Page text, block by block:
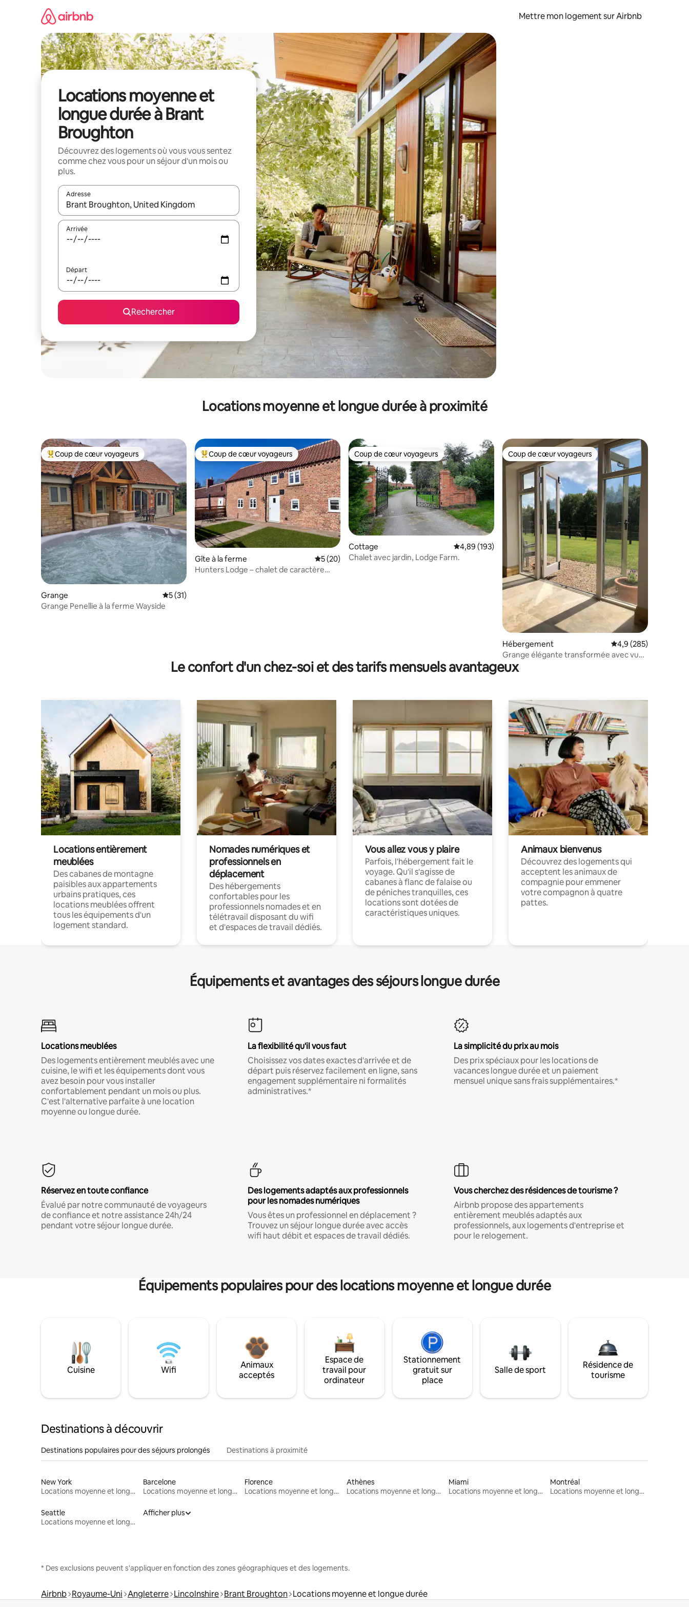
Mettre mon logement sur Airbnb
Locations moyenne et
longue durée à Brant
Broughton
Découvrez des logements où vous vous sentez
comme chez vous pour un séjour d'un mois ou
plus.
Adresse
Lorsque les résultats s'affichent, utilisez les flèches vers le haut et vers le bas pour les parcourir ou en appuyant et en faisant glisser.
Arrivée
Départ
Rechercher
Locations moyenne et longue durée à proximité
Coups de cœur voyageurs les plus appréciés
Coup de cœur voyageurs
Grange Évaluation moyenne sur la base de 31 commentaires : 5 sur 5
5 (31)
Grange Penellie à la ferme Wayside
Coups de cœur voyageurs les plus appréciés
Coup de cœur voyageurs
Gîte à la ferme Évaluation moyenne sur la base de 20 commentaires : 5 sur 5
5 (20)
Hunters Lodge – chalet de caractère
Coup de cœur voyageurs
Coup de cœur voyageurs
Cottage Évaluation moyenne sur la base de 193 commentaires : 4,89 sur 5
4,89 (193)
Chalet avec jardin, Lodge Farm.
Coup de cœur voyageurs
Coup de cœur voyageurs
Hébergement Évaluation moyenne
4,9 (285)
Grange élégante transformée avec vue
sur les bois
Le confort d'un chez-soi et des tarifs mensuels avantageux
Locations entièrement
meublées
Des cabanes de montagne
paisibles aux appartements
urbains pratiques, ces
locations meublées offrent
tous les équipements d'un
logement standard.
Nomades numériques et
professionnels en
déplacement
Des hébergements
confortables pour les
professionnels nomades et en
télétravail disposant du wifi
et d'espaces de travail dédiés.
Vous allez vous y plaire
Parfois, l'hébergement fait le
voyage. Qu'il s'agisse de
cabanes à flanc de falaise ou
de péniches tranquilles, ces
locations sont dotées de
caractéristiques uniques.
Animaux bienvenus
Découvrez des logements qui
acceptent les animaux de
compagnie pour emmener
votre compagnon à quatre
pattes.
Équipements et avantages des séjours longue durée
Locations meublées
Des logements entièrement meublés avec une
cuisine, le wifi et les équipements dont vous
avez besoin pour vous installer
confortablement pendant un mois ou plus.
C'est l'alternative parfaite à une location
moyenne ou longue durée.
La flexibilité qu'il vous faut
Choisissez vos dates exactes d'arrivée et de
départ puis réservez facilement en ligne, sans
engagement supplémentaire ni formalités
administratives.*
La simplicité du prix au mois
Des prix spéciaux pour les locations de
vacances longue durée et un paiement
mensuel unique sans frais supplémentaires.*
Réservez en toute confiance
Évalué par notre communauté de voyageurs
de confiance et notre assistance 24h/24
pendant votre séjour longue durée.
Des logements adaptés aux professionnels
pour les nomades numériques
Vous êtes un professionnel en déplacement ?
Trouvez un séjour longue durée avec accès
wifi haut débit et espaces de travail dédiés.
Vous cherchez des résidences de tourisme ?
Airbnb propose des appartements
entièrement meublés adaptés aux
professionnels, aux logements d'entreprise et
pour le relogement.
Équipements populaires pour des locations moyenne et longue durée
Cuisine Wifi
Animaux
acceptés
Espace de
travail pour
ordinateur
Stationnement
gratuit sur
place
Salle de sport
Résidence de
tourisme
Destinations à découvrir
Destinations populaires pour des séjours prolongés Destinations à proximité
New York
Locations moyenne et longue durée
Barcelone
Locations moyenne et longue durée
Florence
Locations moyenne et longue durée
Athènes
Locations moyenne et longue durée
Miami
Locations moyenne et longue durée
Montréal
Locations moyenne et longue durée
Seattle
Locations moyenne et longue durée
Afficher plus
* Des exclusions peuvent s'appliquer en fonction des zones géographiques et des logements.
Airbnb Royaume-Uni Angleterre Lincolnshire Brant Broughton Locations moyenne et longue durée